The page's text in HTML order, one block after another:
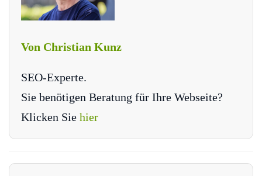
Von Christian Kunz
SEO-Experte.
Sie benötigen Beratung für Ihre Webseite?
Klicken Sie hier